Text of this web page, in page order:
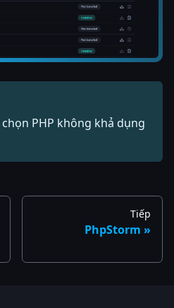
PHP không khả dụng
Tiếp
PhpStorm